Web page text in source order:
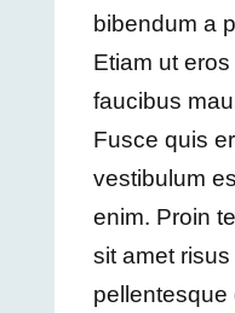
bibendum a
Etiam ut
faucibus
Fusce quis
vestibulum
enim. Proin
sit amet
pellentesque